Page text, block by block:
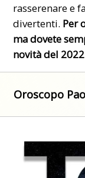
rasserenare e
divertenti. Per
ma dovete
novità del 2022
Oroscopo